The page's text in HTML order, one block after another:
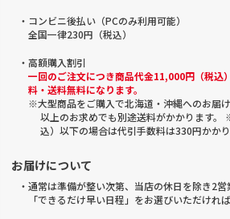
・コンビニ後払い（PCのみ利用可能）
全国一律230円（税込）
・高額購入割引
一回のご注文につき商品代金11,000円（税込
料・送料無料になります。
※大型商品をご購入で北海道・沖縄へのお届
以上のお求めでも別途送料がかかります
込）以下の場合は代引手数料は330円かかり
お届けについて
・通常は準備が整い次第、当店の休日を除き2営
「できるだけ早い日程」をお選びいただけれ